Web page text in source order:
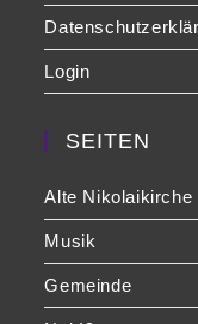
Login
SEITEN
Alte Nikolaikirche
Musik
Gemeinde